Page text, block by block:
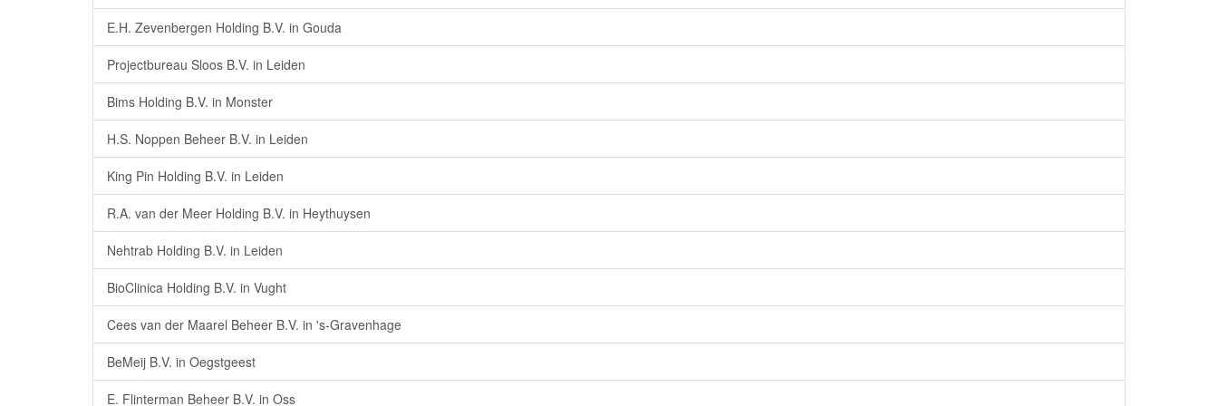
E.H. Zevenbergen Holding B.V. in Gouda
Projectbureau Sloos B.V. in Leiden
Bims Holding B.V. in Monster
H.S. Noppen Beheer B.V. in Leiden
King Pin Holding B.V. in Leiden
R.A. van der Meer Holding B.V. in Heythuysen
Nehtrab Holding B.V. in Leiden
BioClinica Holding B.V. in Vught
Cees van der Maarel Beheer B.V. in 's-Gravenhage
BeMeij B.V. in Oegstgeest
E. Flinterman Beheer B.V. in Oss